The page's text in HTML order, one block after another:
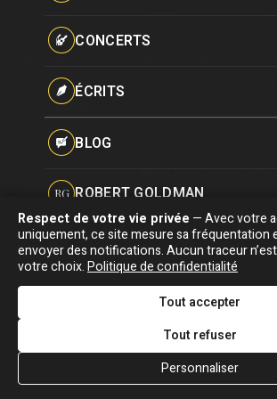
Pseudonymes
CONCERTS
ÉCRITS
Interviews
Hommages
BLOG
RG ROBERT GOLDMAN
PG PIERRE GOLDMAN
J&MJJG & MOI
Biographie
Discographie
Vidéographie
Concerts
Blog
Association "Parler d'sa vie" © Depuis 1997 -
Signaler une erreur |Confidentialité|Gestion
mise à jour : 05/08/2026
DESIGNED &
DEVELOPED BY
Respect de votre vie privée — Avec votre
uniquement, ce site mesure sa fréquentation
envoyer des notifications. Aucun traceur
votre choix.Politique de confidentialité
Tout accepter
Tout refuser
Personnaliser